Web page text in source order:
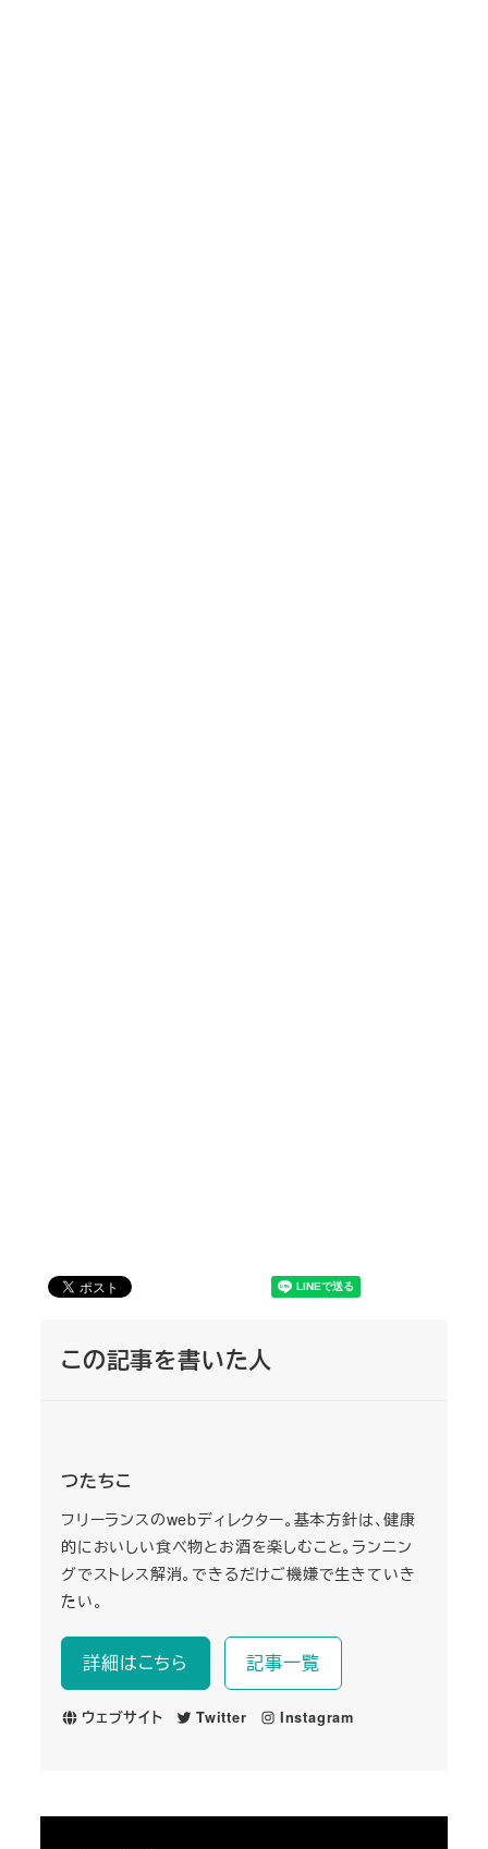
この記事を書いた人
つたちこ
フリーランスのwebディレクター。基本方針は、健康
的においしい食べ物とお酒を楽しむこと。ランニン
グでストレス解消。できるだけご機嫌で生きていき
たい。
詳細はこちら 記事一覧
ウェブサイト Twitter Instagram